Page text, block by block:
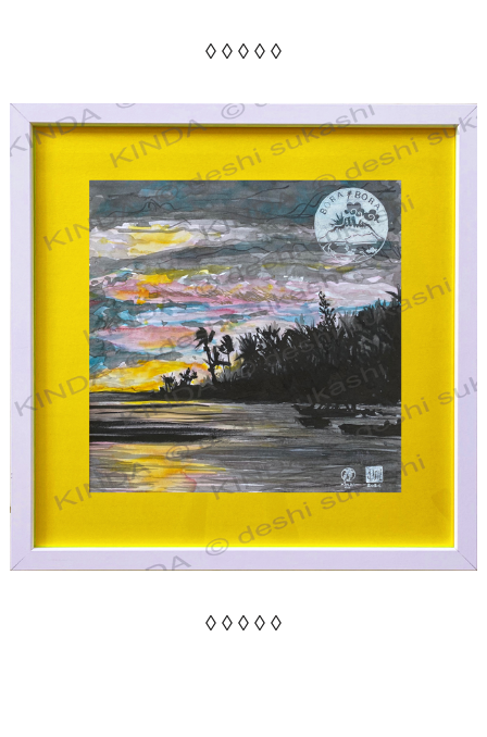
◊ ◊ ◊ ◊ ◊
◊ ◊ ◊ ◊ ◊